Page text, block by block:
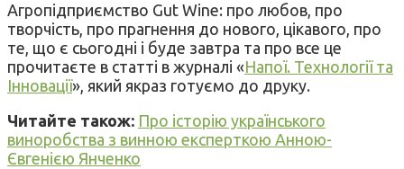
Агропідприємство Gut Wine: про любов, про
творчість, про прагнення до нового, цікавого, про
те, що є сьогодні і буде завтра та про все це
прочитаєте в статті в журналі «Напої. Технології та
Інновації», який якраз готуємо до друку.
Читайте також: Про історію українського
виноробства з винною експерткою Анною-
Євгенією Янченко